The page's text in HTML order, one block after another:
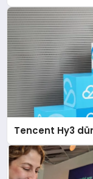
Gerçeği
Tencent Hy3